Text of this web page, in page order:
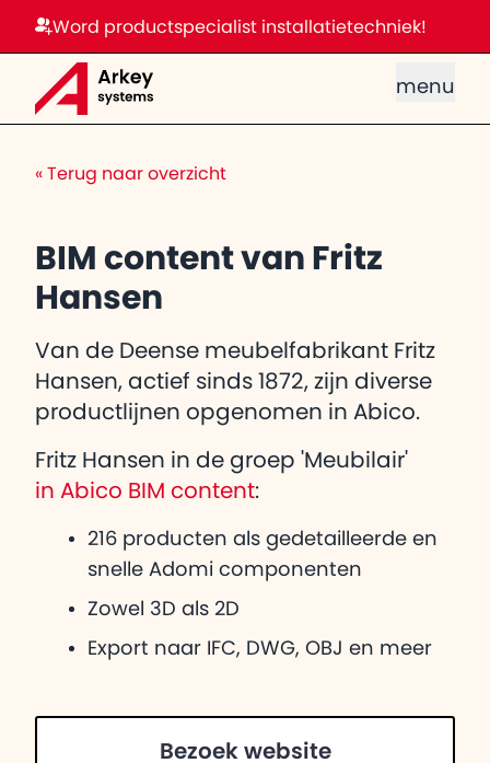
Word productspecialist installatietechniek!
menu
« Terug naar overzicht
BIM content van Fritz
Hansen
Van de Deense meubelfabrikant Fritz
Hansen, actief sinds 1872, zijn diverse
productlijnen opgenomen in Abico.
Fritz Hansen in de groep 'Meubilair'
in Abico BIM content:
216 producten als gedetailleerde en
snelle Adomi componenten
Zowel 3D als 2D
Export naar IFC, DWG, OBJ en meer
Bezoek website